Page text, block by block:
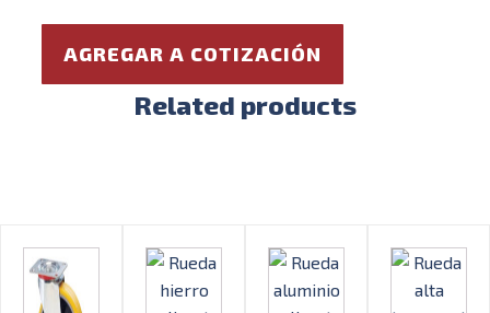
AGREGAR A COTIZACIÓN
Related products